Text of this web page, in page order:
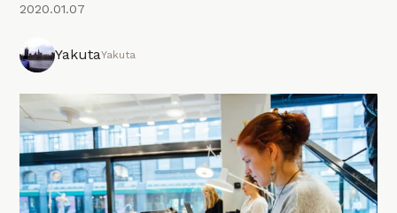
2020.01.07
YakutaYakuta